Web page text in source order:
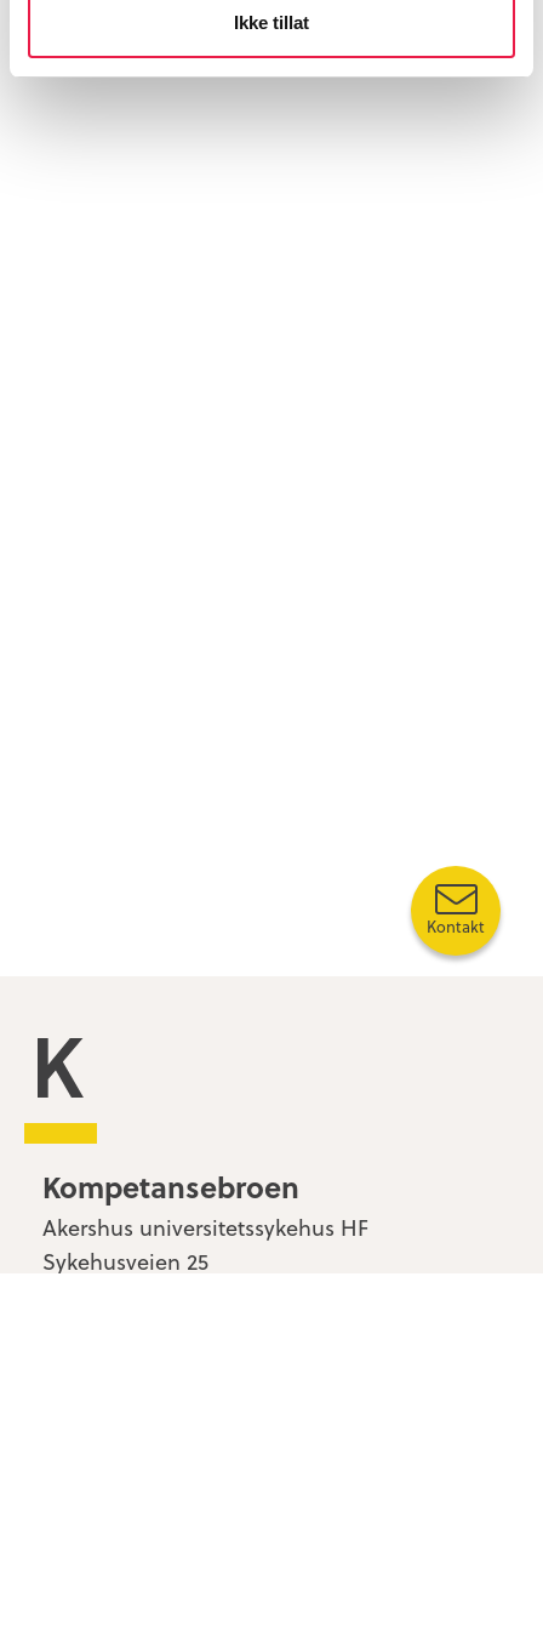
Ikke tillat
Kompetansebroen
Kompetansebroen
Akershus universitetssykehus HF
Sykehusveien 25
Kontakt